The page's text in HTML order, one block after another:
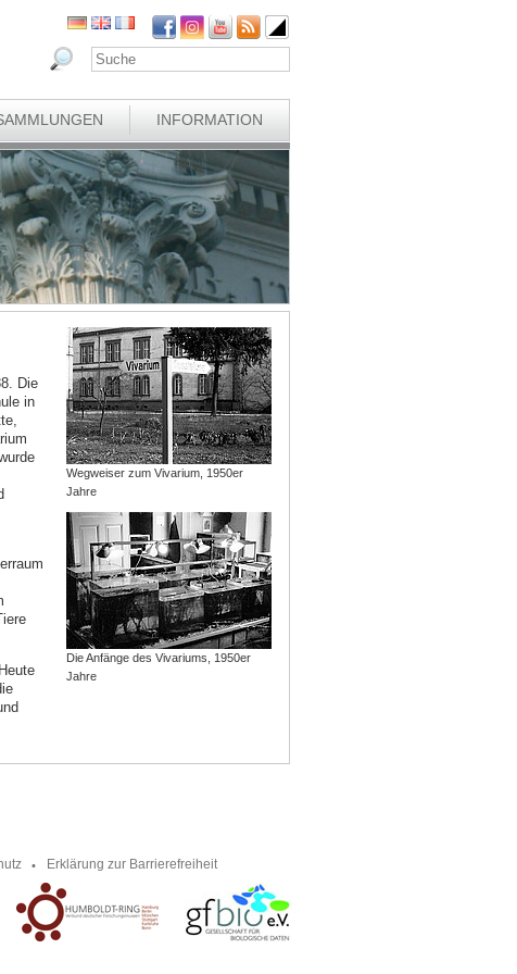
INFORMATION
Die
in
Wegweiser zum Vivarium, 1950er
Jahre
Die Anfänge des Vivariums, 1950er
Jahre
Erklärung zur Barrierefreiheit